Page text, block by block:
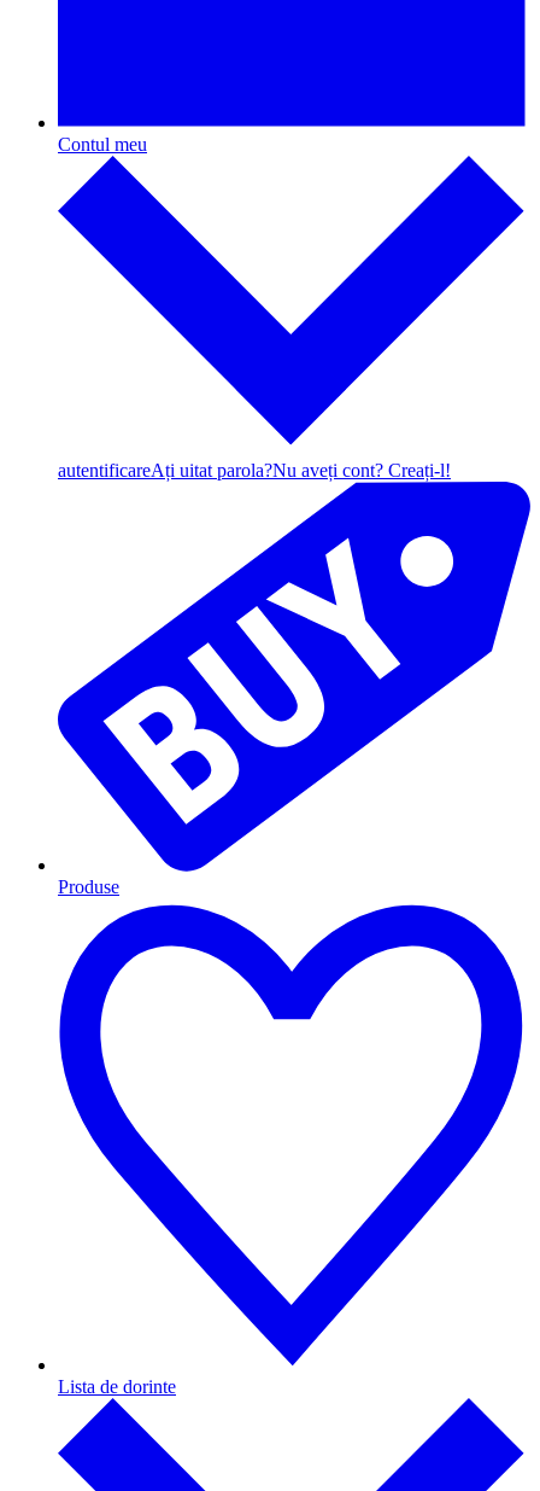
Contul meu
autentificareAți uitat parola?Nu aveți cont? Creați-l!
Produse
Lista de dorinte